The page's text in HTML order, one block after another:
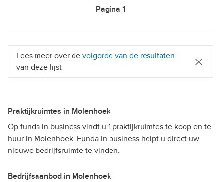
Pagina 1
Lees meer over de volgorde van de resultaten
van deze lijst
Praktijkruimtes in Molenhoek
Op funda in business vindt u 1 praktijkruimtes te koop en te
huur in Molenhoek. Funda in business helpt u direct uw
nieuwe bedrijfsruimte te vinden.
Bedrijfsaanbod in Molenhoek